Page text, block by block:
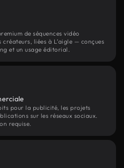
de séquences vidéo
liées à L’aigle — conçues
et un usage éditorial.
pour la publicité, les projets
sur les réseaux sociaux.
requise.